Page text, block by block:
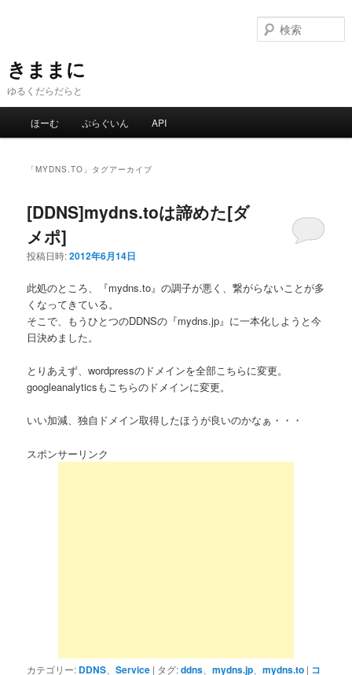
ン
テ
ン
へ
テ
ン
ツ
移
きままに
ゆるくだらだらと
ほーむ ぷらぐいん API
「MYDNS.TO 」タグアーカイブ
[DDNS]mydns.toは諦めた[ダ
メポ]
投稿日時:2012年6月14日
此処のところ、『mydns.to』の調子が悪く、繋がらないことが多
くなってきている。
そこで、もうひとつのDDNSの『mydns.jp』に一本化しようと今
日決めました。
とりあえず、wordpressのドメインを全部こちらに変更。
googleanalyticsもこちらのドメインに変更。
いい加減、独自ドメイン取得したほうが良いのかなぁ・・・
スポンサーリンク
カテゴリー: DDNS 、Service | タグ:ddns 、mydns.jp 、mydns.to | コ